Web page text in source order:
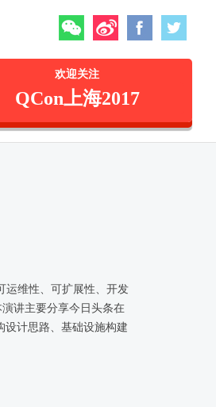
微信 微博 Facebook
欢迎关注
QCon上海2017
运维性、可扩展性、开发
讲主要分享今日头条在
设计思路、基础设施构建